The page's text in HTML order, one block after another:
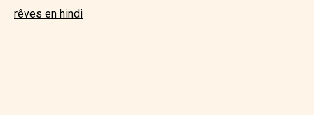
rêves en hindi